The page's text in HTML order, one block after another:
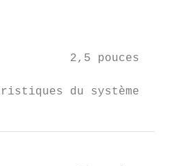
2,5 pouces
du système